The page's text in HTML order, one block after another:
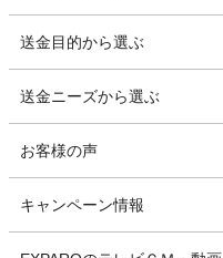
送金目的から選ぶ
送金ニーズから選ぶ
お客様の声
キャンペーン情報